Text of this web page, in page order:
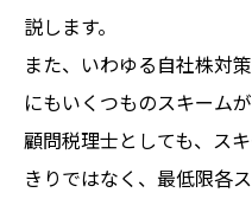
説します。
また、いわゆる自社株対
にもいくつものスキームが
顧問税理士としても、ス
きりではなく、最低限各